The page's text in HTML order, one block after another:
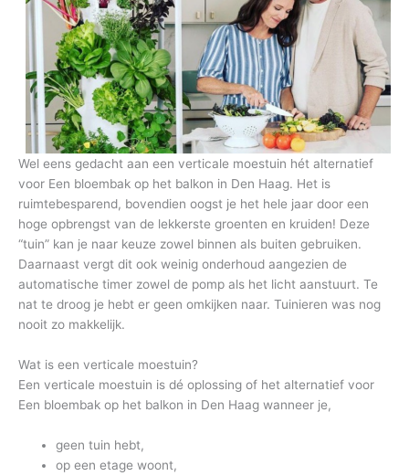
Wel eens gedacht aan een verticale moestuin hét alternatief
voor Een bloembak op het balkon in Den Haag. Het is
ruimtebesparend, bovendien oogst je het hele jaar door een
hoge opbrengst van de lekkerste groenten en kruiden! Deze
“tuin” kan je naar keuze zowel binnen als buiten gebruiken.
Daarnaast vergt dit ook weinig onderhoud aangezien de
automatische timer zowel de pomp als het licht aanstuurt. Te
nat te droog je hebt er geen omkijken naar. Tuinieren was nog
nooit zo makkelijk.
Wat is een verticale moestuin?
Een verticale moestuin is dé oplossing of het alternatief voor
Een bloembak op het balkon in Den Haag wanneer je,
geen tuin hebt,
op een etage woont,